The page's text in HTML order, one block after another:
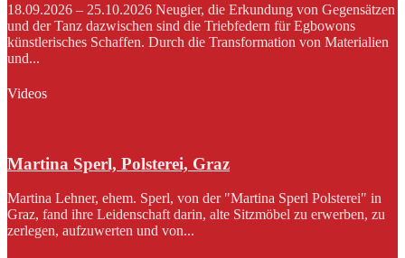
18.09.2026 – 25.10.2026 Neugier, die Erkundung von Gegensätzen
und der Tanz dazwischen sind die Triebfedern für Egbowons
künstlerisches Schaffen. Durch die Transformation von Materialien
und...
Videos
Martina Sperl, Polsterei, Graz
Martina Lehner, ehem. Sperl, von der "Martina Sperl Polsterei" in
Graz, fand ihre Leidenschaft darin, alte Sitzmöbel zu erwerben, zu
zerlegen, aufzuwerten und von...